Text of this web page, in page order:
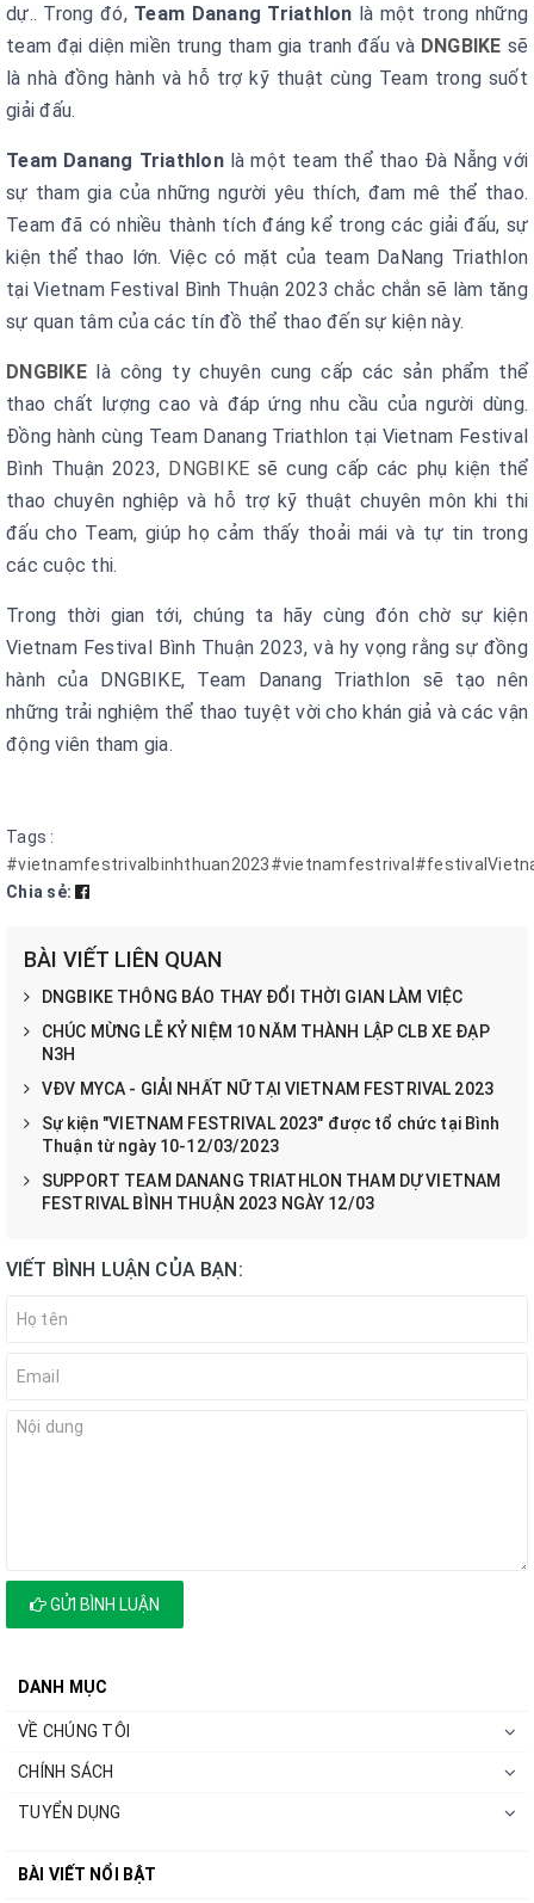
dự.. Trong đó, Team Danang Triathlon là một trong những
team đại diện miền trung tham gia tranh đấu và DNGBIKE sẽ
là nhà đồng hành và hỗ trợ kỹ thuật cùng Team trong suốt
giải đấu.
Team Danang Triathlon là một team thể thao Đà Nẵng với
sự tham gia của những người yêu thích, đam mê thể thao.
Team đã có nhiều thành tích đáng kể trong các giải đấu, sự
kiện thể thao lớn. Việc có mặt của team DaNang Triathlon
tại Vietnam Festival Bình Thuận 2023 chắc chắn sẽ làm tăng
sự quan tâm của các tín đồ thể thao đến sự kiện này.
DNGBIKE là công ty chuyên cung cấp các sản phẩm thể
thao chất lượng cao và đáp ứng nhu cầu của người dùng.
Đồng hành cùng Team Danang Triathlon tại Vietnam Festival
Bình Thuận 2023, DNGBIKE sẽ cung cấp các phụ kiện thể
thao chuyên nghiệp và hỗ trợ kỹ thuật chuyên môn khi thi
đấu cho Team, giúp họ cảm thấy thoải mái và tự tin trong
các cuộc thi.
Trong thời gian tới, chúng ta hãy cùng đón chờ sự kiện
Vietnam Festival Bình Thuận 2023, và hy vọng rằng sự đồng
hành của DNGBIKE, Team Danang Triathlon sẽ tạo nên
những trải nghiệm thể thao tuyệt vời cho khán giả và các vận
động viên tham gia.
Tags :
Chia sẻ:
BÀI VIẾT LIÊN QUAN
DNGBIKE THÔNG BÁO THAY ĐỔI THỜI GIAN LÀM VIỆC
CHÚC MỪNG LỄ KỶ NIỆM 10 NĂM THÀNH LẬP CLB XE ĐẠP
N3H
VĐV MYCA - GIẢI NHẤT NỮ TẠI VIETNAM FESTRIVAL 2023
Sự kiện "VIETNAM FESTRIVAL 2023" được tổ chức tại Bình
Thuận từ ngày 10-12/03/2023
SUPPORT TEAM DANANG TRIATHLON THAM DỰ VIETNAM
FESTRIVAL BÌNH THUẬN 2023 NGÀY 12/03
VIẾT BÌNH LUẬN CỦA BẠN:
GỬI BÌNH LUẬN
DANH MỤC
VỀ CHÚNG TÔI
CHÍNH SÁCH
TUYỂN DỤNG
BÀI VIẾT NỔI BẬT